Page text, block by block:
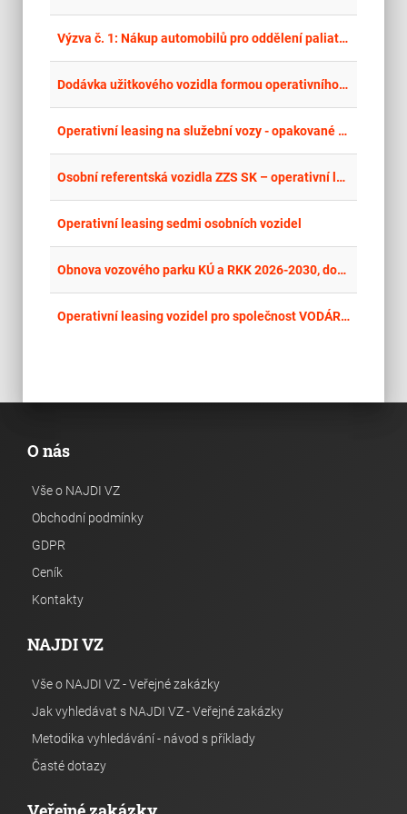
Výzva č. 1: Nákup automobilů pro oddělení paliativní medicíny v Krajské zdravotní, a. s. - MNUL
Dodávka užitkového vozidla formou operativního leasingu pro Fakultu umění a designu - 2025/0128
Operativní leasing na služební vozy - opakované výběrové řízení IV.
Osobní referentská vozidla ZZS SK – operativní leasing
Operativní leasing sedmi osobních vozidel
Obnova vozového parku KÚ a RKK 2026-2030, dodávka dvou osobních vozidel kategorie SUV
Operativní leasing vozidel pro společnost VODÁRNA SOKOLOVSKO s.r.o.
O nás
Vše o NAJDI VZ
Obchodní podmínky
GDPR
Ceník
Kontakty
NAJDI VZ
Vše o NAJDI VZ - Veřejné zakázky
Jak vyhledávat s NAJDI VZ - Veřejné zakázky
Metodika vyhledávání - návod s příklady
Časté dotazy